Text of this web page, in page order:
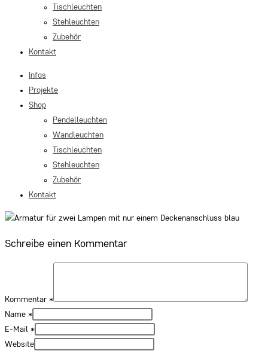
Tischleuchten
Stehleuchten
Zubehör
Kontakt
Infos
Projekte
Shop
Pendelleuchten
Wandleuchten
Tischleuchten
Stehleuchten
Zubehör
Kontakt
Schreibe einen Kommentar
Kommentar *
Name *
E-Mail *
Website